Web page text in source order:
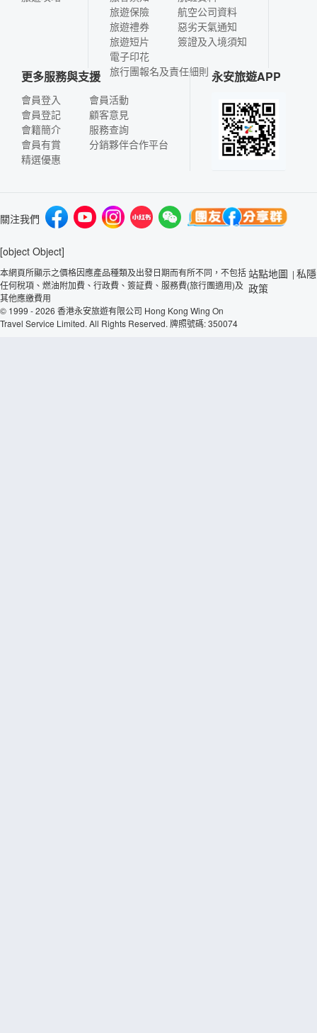
旅遊保險
旅遊禮券
旅遊短片
電子印花
航空公司資料
惡劣天氣通知
簽證及入境須知
旅行團報名及責任細則
更多服務與支援
會員登入
會員登記
會籍簡介
會員有賞
精選優惠
會員活動
顧客意見
服務查詢
分銷夥伴合作平台
永安旅遊APP
關注我們
[object Object]
本網頁所顯示之價格因應產品種類及出發日期而有所不同，不包括
任何稅項、燃油附加費、行政費、簽証費、服務費(旅行團適用)及
其他應繳費用
© 1999 - 2026 香港永安旅遊有限公司 Hong Kong Wing On
Travel Service Limited. All Rights Reserved. 牌照號碼: 350074
站點地圖 | 私隱
政策